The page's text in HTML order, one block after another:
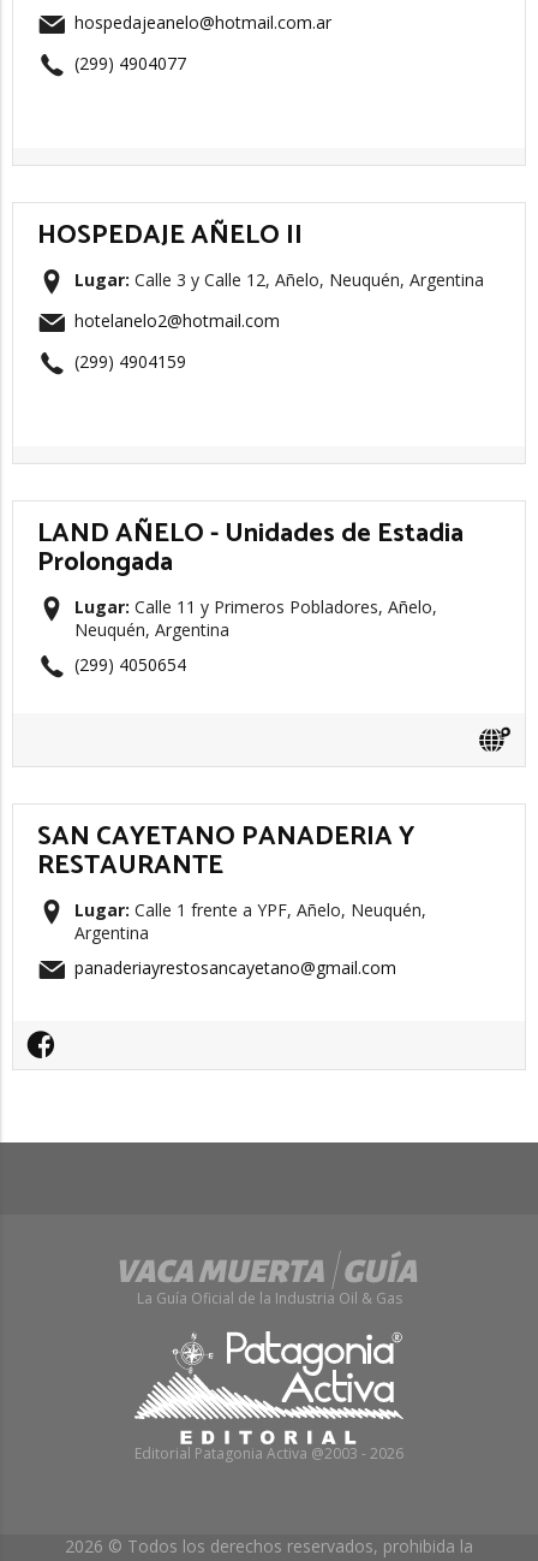
hospedajeanelo@hotmail.com.ar
(299) 4904077
HOSPEDAJE AÑELO II
Lugar: Calle 3 y Calle 12, Añelo, Neuquén, Argentina
hotelanelo2@hotmail.com
(299) 4904159
LAND AÑELO - Unidades de Estadia
Prolongada
Lugar: Calle 11 y Primeros Pobladores, Añelo,
Neuquén, Argentina
(299) 4050654
SAN CAYETANO PANADERIA Y
RESTAURANTE
Lugar: Calle 1 frente a YPF, Añelo, Neuquén,
Argentina
panaderiayrestosancayetano@gmail.com
La Guía Oficial de la Industria Oil & Gas
Editorial Patagonia Activa @2003 - 2026
2026 © Todos los derechos reservados, prohibida la